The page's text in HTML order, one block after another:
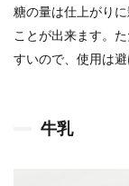
糖の量は仕上がり
ことが出来ます。
すいので、使用は避
牛乳